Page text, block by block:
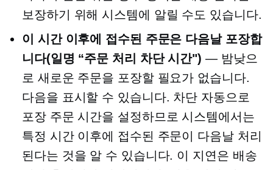
보장하기 위해 시스템에 알릴 수도 있습니다.
이 시간 이후에 접수된 주문은 다음날 포장합
니다(일명 “주문 처리 차단시간") — 밤낮으
로 새로운 주문을 포장할 필요가 없습니다.
다음을 표시할 수 있습니다. 차단 자동으로
포장 주문 시간을 설정하므로 시스템에서는
특정 시간 이후에 접수된 주문이 다음날 처리
된다는 것을 알 수 있습니다. 이 지연은 배송